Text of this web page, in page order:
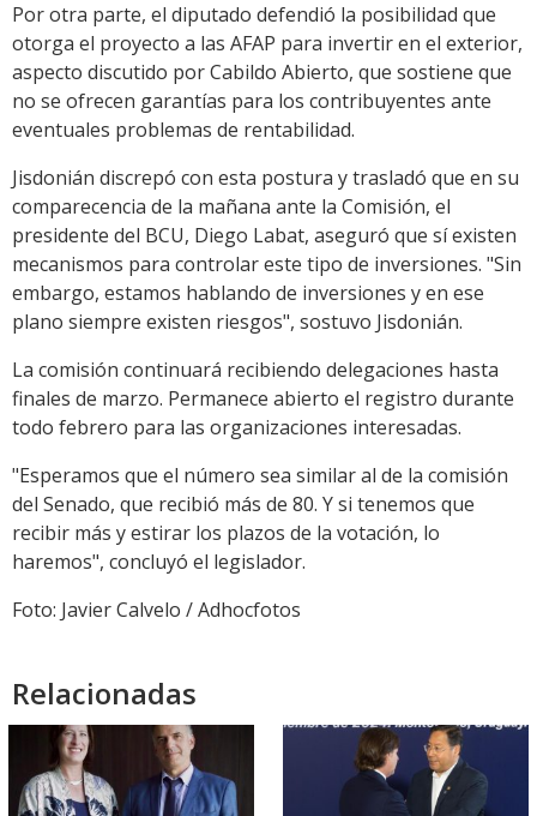
Por otra parte, el diputado defendió la posibilidad que
otorga el proyecto a las AFAP para invertir en el exterior,
aspecto discutido por Cabildo Abierto, que sostiene que
no se ofrecen garantías para los contribuyentes ante
eventuales problemas de rentabilidad.
Jisdonián discrepó con esta postura y trasladó que en su
comparecencia de la mañana ante la Comisión, el
presidente del BCU, Diego Labat, aseguró que sí existen
mecanismos para controlar este tipo de inversiones. "Sin
embargo, estamos hablando de inversiones y en ese
plano siempre existen riesgos", sostuvo Jisdonián.
La comisión continuará recibiendo delegaciones hasta
finales de marzo. Permanece abierto el registro durante
todo febrero para las organizaciones interesadas.
"Esperamos que el número sea similar al de la comisión
del Senado, que recibió más de 80. Y si tenemos que
recibir más y estirar los plazos de la votación, lo
haremos", concluyó el legislador.
Foto: Javier Calvelo / Adhocfotos
Relacionadas